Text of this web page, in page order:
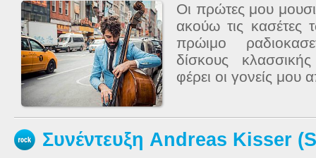
Οι πρώτες μου
ακούω τις
πρώιμο
δίσκους
φέρει οι γονείς μου
Συνέντευξη Andreas Kisser